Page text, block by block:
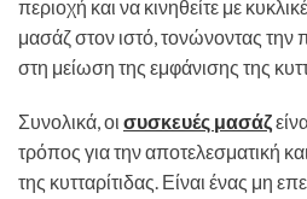
περιοχή και να κινηθείτε με
μασάζ στον ιστό, τονώνοντας την
στη μείωση της εμφάνισης της
Συνολικά, οι συσκευές μασάζ
τρόπος για την αποτελεσματική
της κυτταρίτιδας. Είναι ένας μη